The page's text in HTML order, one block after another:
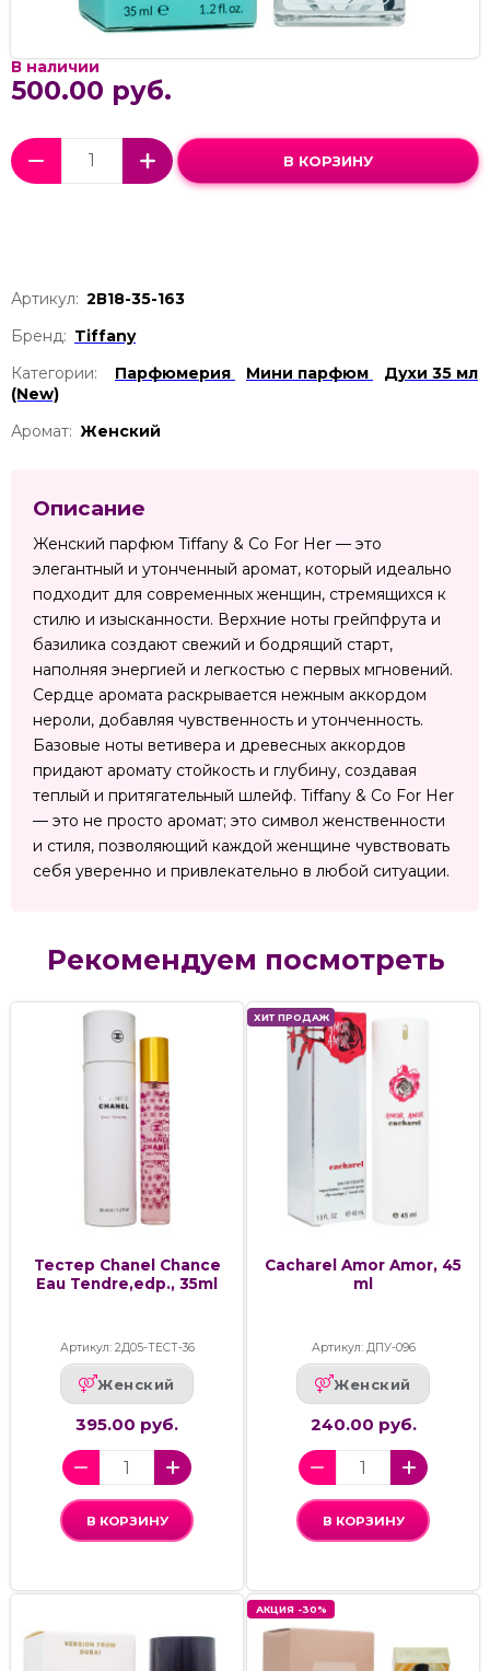
В наличии
500.00 руб.
В КОРЗИНУ
Артикул: 2В18-35-163
Бренд: Tiffany
Категории:
Парфюмерия Мини парфюм
Духи 35 мл
(New)
Аромат: Женский
Описание
Женский парфюм Tiffany & Co For Her — это
элегантный и утонченный аромат, который идеально
подходит для современных женщин, стремящихся к
стилю и изысканности. Верхние ноты грейпфрута и
базилика создают свежий и бодрящий старт,
наполняя энергией и легкостью с первых мгновений.
Сердце аромата раскрывается нежным аккордом
нероли, добавляя чувственность и утонченность.
Базовые ноты ветивера и древесных аккордов
придают аромату стойкость и глубину, создавая
теплый и притягательный шлейф. Tiffany & Co For Her
— это не просто аромат; это символ женственности
и стиля, позволяющий каждой женщине чувствовать
себя уверенно и привлекательно в любой ситуации.
Рекомендуем посмотреть
Тестер Chanel Chance
Eau Tendre,edp., 35ml
Артикул: 2Д05-ТЕСТ-36
Женский
395.00 руб.
В КОРЗИНУ
ХИТ ПРОДАЖ
Cacharel Amor Amor, 45
ml
Артикул: ДПУ-096
Женский
240.00 руб.
В КОРЗИНУ
АКЦИЯ -30%